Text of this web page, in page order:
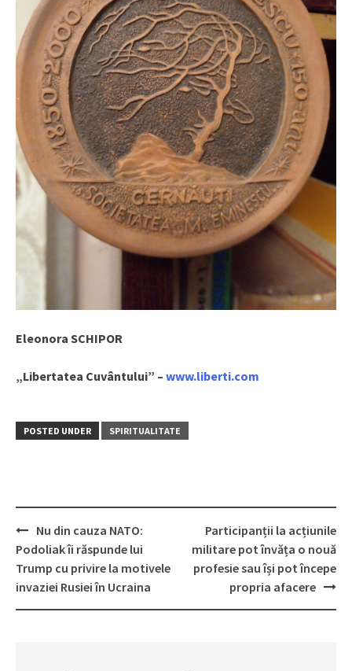
Eleonora SCHIPOR
„Libertatea Cuvântului” – www.liberti.com
POSTED UNDER SPIRITUALITATE
Post
navigation
Nu din cauza NATO:
Podoliak îi răspunde lui
Trump cu privire la motivele
invaziei Rusiei în Ucraina
Participanții la acțiunile
militare pot învăța o nouă
profesie sau își pot începe
propria afacere